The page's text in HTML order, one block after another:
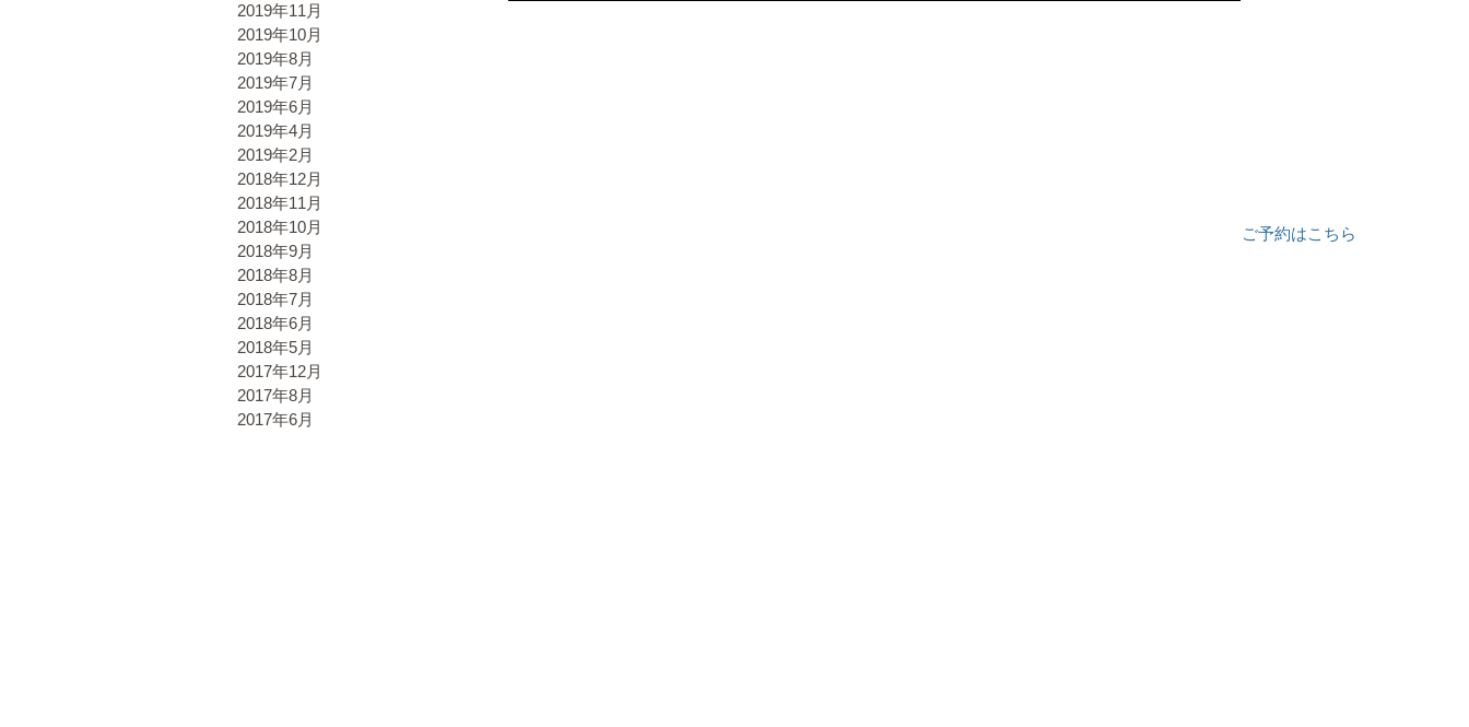
ご予約はこちら
2019年11月
2019年10月
2019年8月
2019年7月
2019年6月
2019年4月
2019年2月
2018年12月
2018年11月
2018年10月
2018年9月
2018年8月
2018年7月
2018年6月
2018年5月
2017年12月
2017年8月
2017年6月